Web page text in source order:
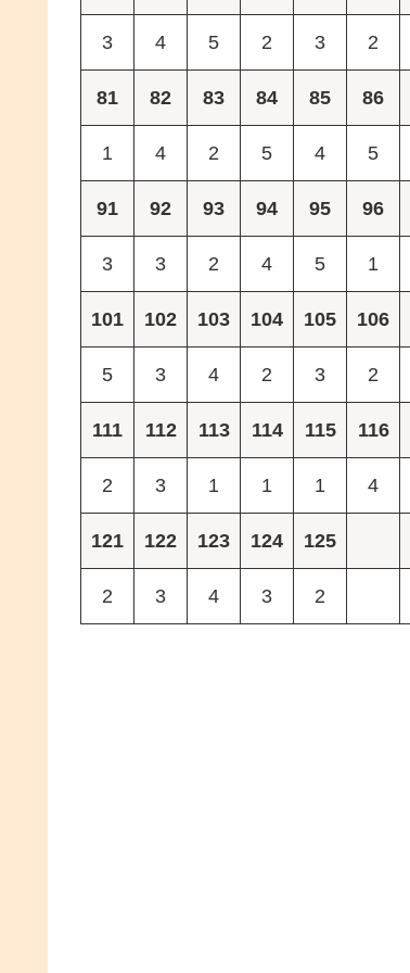
3 4 5 2 3 2
81 82 83 84 85 86
1 4 2 5 4 5
91 92 93 94 95 96
3 3 2 4 5 1
101 102 103 104 105 106
5 3 4 2 3 2
111 112 113 114 115 116
2 3 1 1 1 4
121 122 123 124 125
2 3 4 3 2